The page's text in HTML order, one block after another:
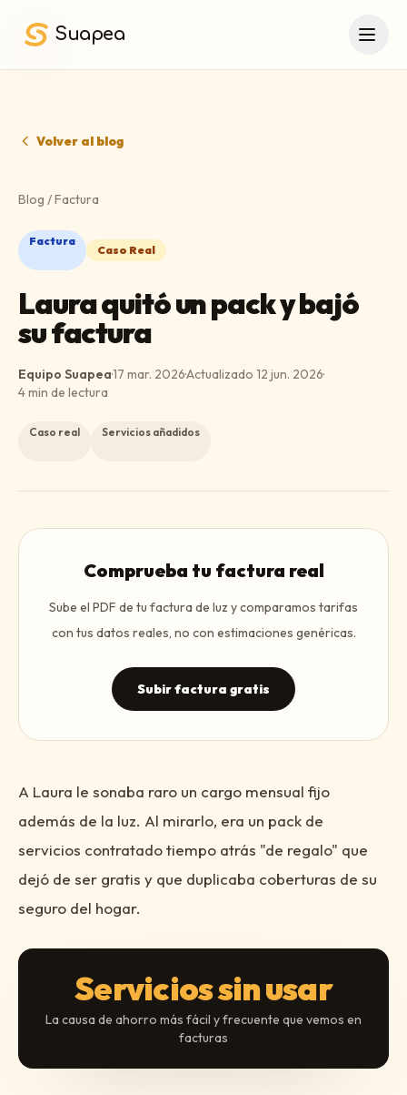
Suapea
Volver al blog
Blog /Factura
Factura
Caso Real
Laura quitó un pack y bajó
su factura
Equipo Suapea·17 mar. 2026·Actualizado 12 jun. 2026·
4min de lectura
Caso real Servicios añadidos
Comprueba tu factura real
Sube el PDF de tu factura de luz y comparamos tarifas
con tus datos reales, no con estimaciones genéricas.
Subir factura gratis
A Laura le sonaba raro un cargo mensual fijo
además de la luz. Al mirarlo, era un pack de
servicios contratado tiempo atrás "de regalo" que
dejó de ser gratis y que duplicaba coberturas de su
seguro del hogar.
Servicios sin usar
La causa de ahorro más fácil y frecuente que vemos en
facturas